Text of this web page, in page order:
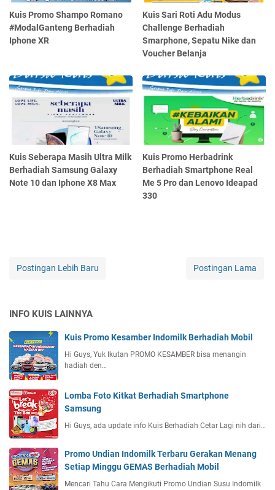
Kuis Promo Shampo Romano
#ModalGanteng Berhadiah
Iphone XR
Kuis Sari Roti Adu Modus
Challenge Berhadiah
Smarphone, Sepatu Nike dan
Voucher Belanja
Kuis Seberapa Masih Ultra Milk
Berhadiah Samsung Galaxy
Note 10 dan Iphone X8 Max
Kuis Promo Herbadrink
Berhadiah Smartphone Real
Me 5 Pro dan Lenovo Ideapad
330
Postingan Lebih Baru Postingan Lama
INFO KUIS LAINNYA
Kuis Promo Kesamber Indomilk Berhadiah Mobil
Hi Guys, Yuk Ikutan PROMO KESAMBER bisa menangin
hadiah den…
Lomba Foto Kitkat Berhadiah Smartphone
Samsung
Hi Guys, ada update info Kuis Berhadiah Cetar Lagi nih dari…
Promo Undian Indomilk Terbaru Gerakan Menang
Setiap Minggu GEMAS Berhadiah Mobil
Mencari Tahu Cara Mengikuti Promo Undian Susu Indomilk